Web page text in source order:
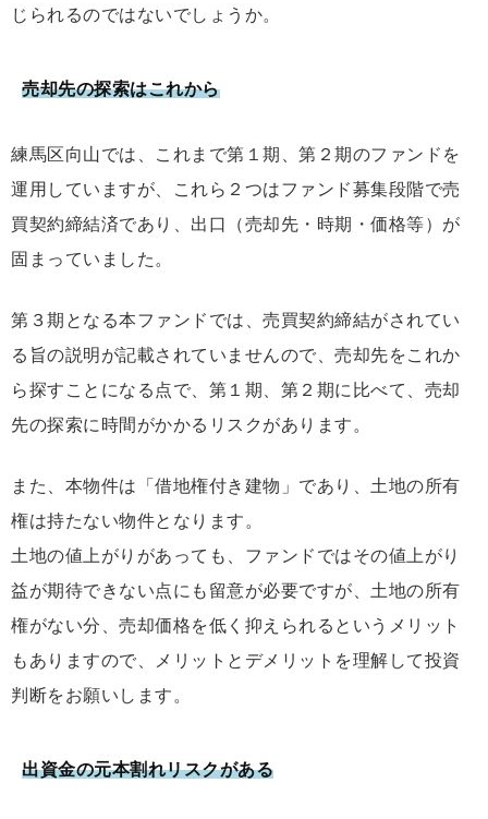
じられるのではないでしょうか。
売却先の探索はこれから
練馬区向山では、これまで第１期、第２期のファンドを
運用していますが、これら２つはファンド募集段階で売
買契約締結済であり、出口（売却先・時期・価格等）が
固まっていました。
第３期となる本ファンドでは、売買契約締結がされてい
る旨の説明が記載されていませんので、売却先をこれか
ら探すことになる点で、第１期、第２期に比べて、売却
先の探索に時間がかかるリスクがあります。
また、本物件は「借地権付き建物」であり、土地の所有
権は持たない物件となります。
土地の値上がりがあっても、ファンドではその値上がり
益が期待できない点にも留意が必要ですが、土地の所有
権がない分、売却価格を低く抑えられるというメリット
もありますので、メリットとデメリットを理解して投資
判断をお願いします。
出資金の元本割れリスクがある